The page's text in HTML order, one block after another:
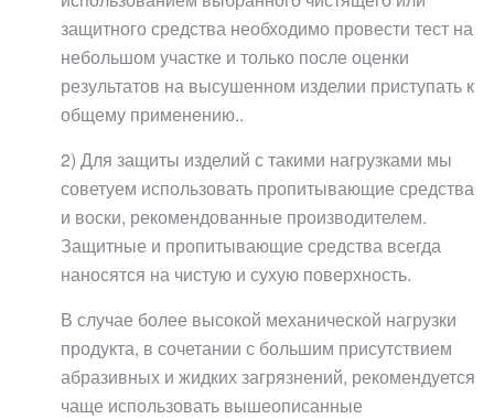
защитного средства необходимо провести тест на
небольшом участке и только после оценки
результатов на высушенном изделии приступать к
общему применению..
2) Для защиты изделий с такими нагрузками мы
советуем использовать пропитывающие средства
и воски, рекомендованные производителем.
Защитные и пропитывающие средства всегда
наносятся на чистую и сухую поверхность.
В случае более высокой механической нагрузки
продукта, в сочетании с большим присутствием
абразивных и жидких загрязнений, рекомендуется
чаще использовать вышеописанные